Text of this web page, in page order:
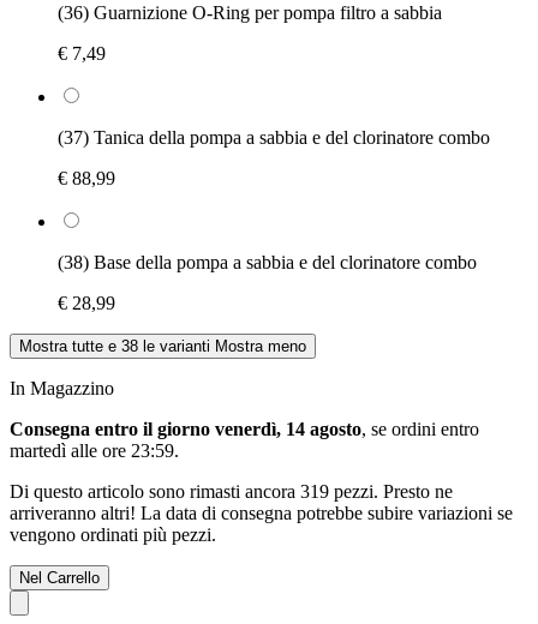
(36) Guarnizione O-Ring per pompa filtro a sabbia
€ 7,49
(37) Tanica della pompa a sabbia e del clorinatore combo
€ 88,99
(38) Base della pompa a sabbia e del clorinatore combo
€ 28,99
Mostra tutte e 38 le varianti Mostra meno
In Magazzino
Consegna entro il giorno venerdì, 14 agosto, se ordini entro
martedì alle ore 23:59.
Di questo articolo sono rimasti ancora 319 pezzi. Presto ne
arriveranno altri! La data di consegna potrebbe subire variazioni se
vengono ordinati più pezzi.
Nel Carrello